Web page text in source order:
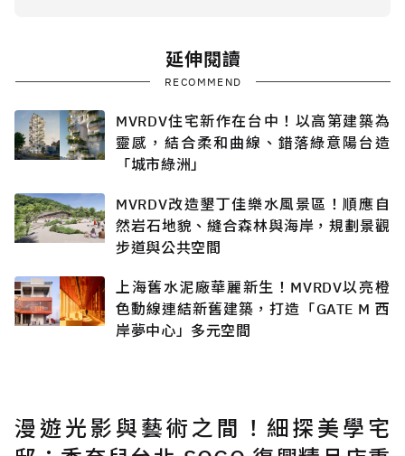
延伸閱讀
RECOMMEND
MVRDV住宅新作在台中！以高第建築為
靈感，結合柔和曲線、錯落綠意陽台造
「城市綠洲」
MVRDV改造墾丁佳樂水風景區！順應自
然岩石地貌、縫合森林與海岸，規劃景觀
步道與公共空間
上海舊水泥廠華麗新生！MVRDV以亮橙
色動線連結新舊建築，打造「GATE M 西
岸夢中心」多元空間
漫遊光影與藝術之間！細探美學宅